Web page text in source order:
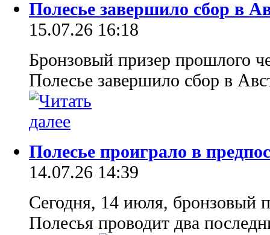
Полесье завершило сбор в
15.07.26 16:18
Бронзовый призер прошлого
Полесье завершило сбор в
Полесье проиграло в
14.07.26 14:39
Сегодня, 14 июля, бронзовый
Полесья проводит два